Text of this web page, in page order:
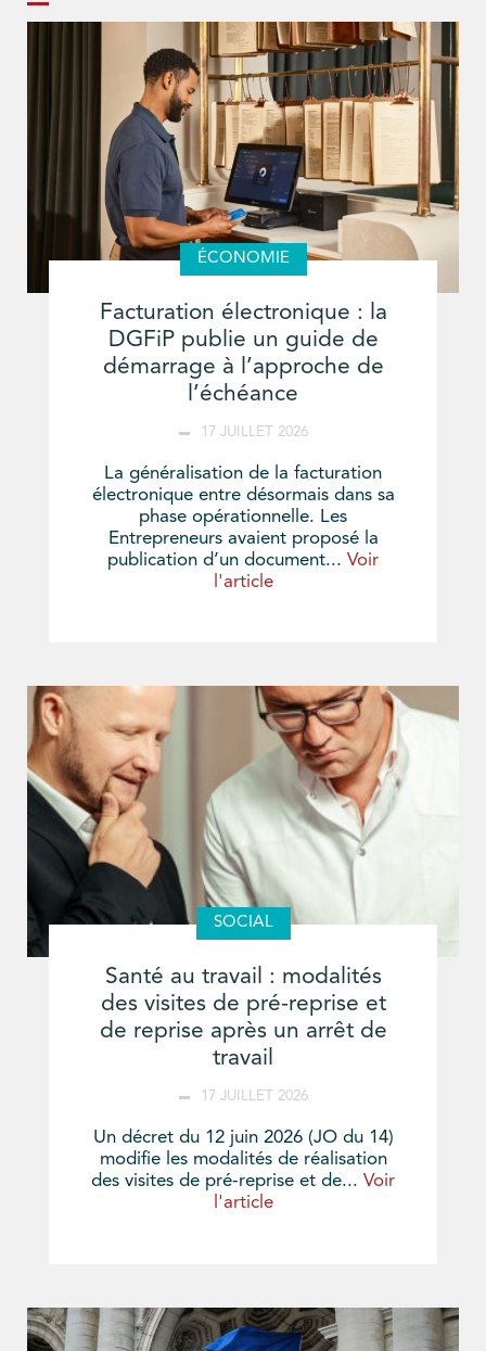
ÉCONOMIE
Facturation électronique : la
DGFiP publie un guide de
démarrage à l’approche de
l’échéance
17 JUILLET 2026
La généralisation de la facturation
électronique entre désormais dans sa
phase opérationnelle. Les
Entrepreneurs avaient proposé la
publication d’un document... Voir
l'article
SOCIAL
Santé au travail : modalités
des visites de pré-reprise et
de reprise après un arrêt de
travail
17 JUILLET 2026
Un décret du 12 juin 2026 (JO du 14)
modifie les modalités de réalisation
des visites de pré-reprise et de... Voir
l'article